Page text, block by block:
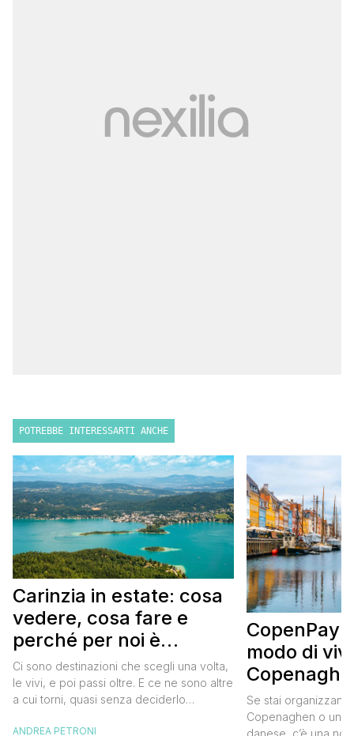
POTREBBE INTERESSARTI ANCHE
Carinzia in estate: cosa
vedere, cosa fare e
perché per noi è
diventata una
destinazione del cuore
Ci sono destinazioni che scegli una volta,
le vivi, e poi passi oltre. E ce ne sono altre
a cui torni, quasi senza deciderlo
richiamarti indietro più che il contrario. Per
ANDREA PETRONI
CopenPay:
modo di
meglio e
meno
Se stai
Copenaghen o un